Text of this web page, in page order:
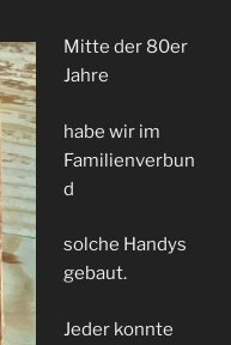
Mitte der 80er
Jahre
habe wir im
Familienverbun
d
solche Handys
gebaut.
Jeder konnte